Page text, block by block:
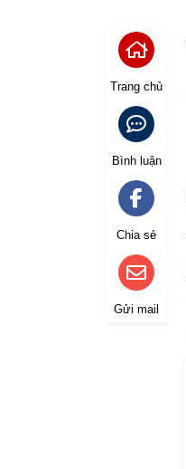
Trang chủ
Bình luận
Chia sẻ
Gửi mail